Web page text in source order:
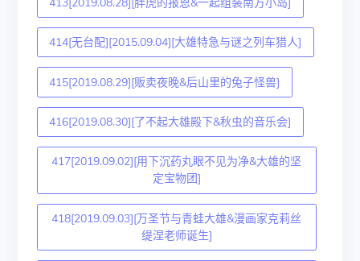
414[无台配][2015.09.04][大雄特急与谜之列车猎人]
415[2019.08.29][贩卖夜晚&后山里的兔子怪兽]
416[2019.08.30][了不起大雄殿下&秋虫的音乐会]
417[2019.09.02][用下沉药丸眼不见为净&大雄的坚
定宝物团]
418[2019.09.03][万圣节与青蛙大雄&漫画家克莉丝
缇涅老师诞生]